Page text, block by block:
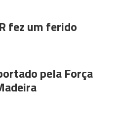
fez um ferido
pela Força